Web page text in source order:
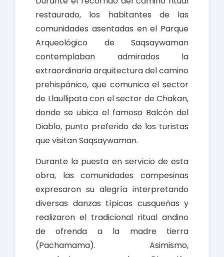
restaurado, los habitantes de las
comunidades asentadas en el Parque
Arqueológico de Saqsaywaman
contemplaban admirados la
extraordinaria arquitectura del camino
prehispánico, que comunica el sector
de Llaullipata con el sector de Chakan,
donde se ubica el famoso Balcón del
Diablo, punto preferido de los turistas
que visitan Saqsaywaman.
Durante la puesta en servicio de esta
obra, las comunidades campesinas
expresaron su alegría interpretando
diversas danzas típicas cusqueñas y
realizaron el tradicional ritual andino
de ofrenda a la madre tierra
(Pachamama). Asimismo,